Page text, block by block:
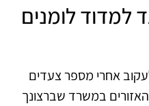
למדוד לומנים
אחרי מספר צעדים
במשרד שברצונך